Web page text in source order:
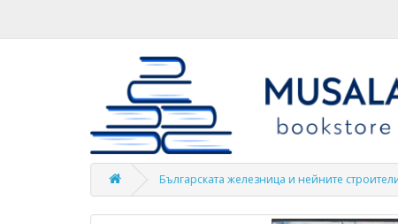
Българската железница и нейните